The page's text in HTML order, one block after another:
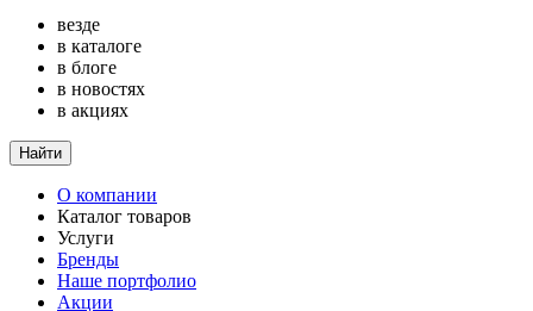
везде
в каталоге
в блоге
в новостях
в акциях
Найти
О компании
Каталог товаров
Услуги
Бренды
Наше портфолио
Акции